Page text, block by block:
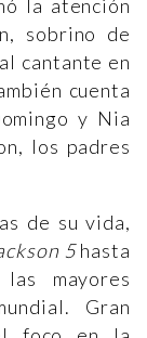
la atención
sobrino de
cantante en
cuenta
y Nia
los padres
de su vida,
5hasta
mayores
Gran